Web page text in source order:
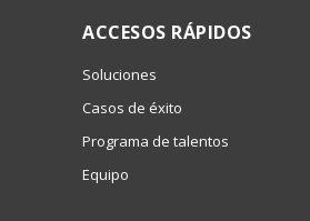
ACCESOS RÁPIDOS
Soluciones
Casos de éxito
Programa de talentos
Equipo